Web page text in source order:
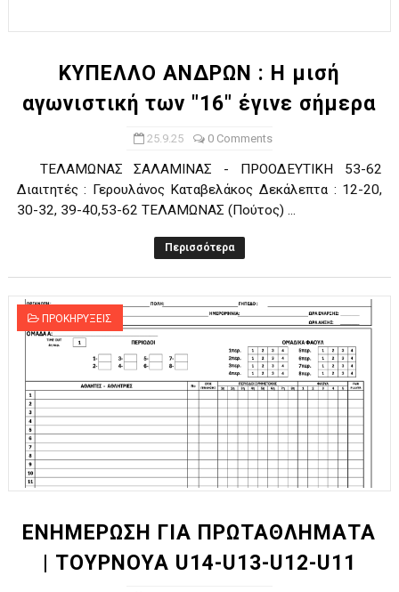
Ο δρόμος για τον 29ο τελικό κυπέλλου ανδρών ΕΣΚΑΝΑ
U21: Τεράστια πρόκριση για τον Πανελευσινιακό στον
Γ΄ανδρών play offs : "Σκληρό" καρύδι η Φιλία Περάματος
Play off B εφήβων Β φάση Στο f4 ΑΕ Ρέντη, Πέρα , Ερμής
ΚΥΠΕΛΛΟ ΑΝΔΡΩΝ : Η μισή
αγωνιστική των "16" έγινε σήμερα
25.9.25 0 Comments
ΤΕΛΑΜΩΝΑΣ ΣΑΛΑΜΙΝΑΣ - ΠΡΟΟΔΕΥΤΙΚΗ 53-62
Διαιτητές : Γερουλάνος Καταβελάκος Δεκάλεπτα : 12-20,
30-32, 39-40,53-62 ΤΕΛΑΜΩΝΑΣ (Πούτος) ...
Περισσότερα
ΠΡΟΚΗΡΥΞΕΙΣ
ΕΝΗΜΕΡΩΣΗ ΓΙΑ ΠΡΩΤΑΘΛΗΜΑΤΑ
| ΤΟΥΡΝΟΥΑ U14-U13-U12-U11